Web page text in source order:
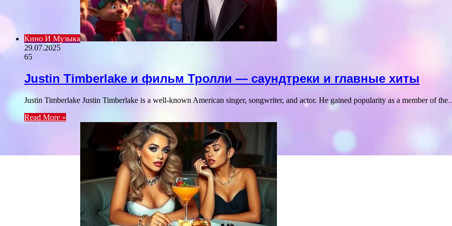
Кино И Музыка
29.07.2025
65
Justin Timberlake и фильм Тролли — саундтреки и главные хиты
Justin Timberlake Justin Timberlake is a well-known American singer, songwriter, and actor. He gained popularity as a member of
Read More »